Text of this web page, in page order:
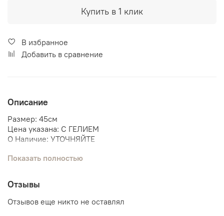
Купить в 1 клик
В избранное
Добавить в сравнение
Описание
Размер: 45см
Цена указана: С ГЕЛИЕМ
О Наличие: УТОЧНЯЙТЕ
Мы поможем собрать связку шаров под данную фигуру.
Бэтмен
Бетмен
Показать полностью
Отзывы
Отзывов еще никто не оставлял